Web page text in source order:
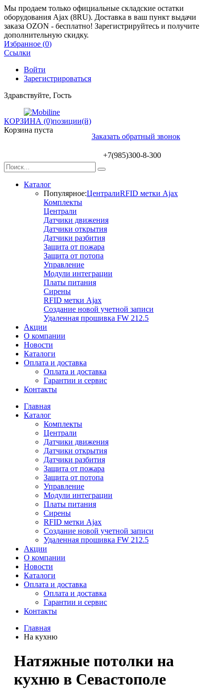
Мы продаем только официальные складские остатки
оборудования Ajax (8RU). Доставка в ваш пункт выдачи
заказа OZON - бесплатно! Зарегистрируйтесь и получите
дополнительную скидку.
Избранное (0)
Ссылки
Войти
Зарегистрироваться
Здравствуйте, Гость
КОРЗИНА (0)позиции(й)
Корзина пуста
Заказать обратный звонок
+7(985)300-8-300
Каталог
Популярное:ЦентралиRFID метки Ajax
Комплекты
Централи
Датчики движения
Датчики открытия
Датчики разбития
Защита от пожара
Защита от потопа
Управление
Модули интеграции
Платы питания
Сирены
RFID метки Ajax
Создание новой учетной записи
Удаленная прошивка FW 212.5
Акции
О компании
Новости
Каталоги
Оплата и доставка
Оплата и доставка
Гарантии и сервис
Контакты
Главная
Каталог
Комплекты
Централи
Датчики движения
Датчики открытия
Датчики разбития
Защита от пожара
Защита от потопа
Управление
Модули интеграции
Платы питания
Сирены
RFID метки Ajax
Создание новой учетной записи
Удаленная прошивка FW 212.5
Акции
О компании
Новости
Каталоги
Оплата и доставка
Оплата и доставка
Гарантии и сервис
Контакты
Главная
На кухню
Натяжные потолки на
кухню в Севастополе